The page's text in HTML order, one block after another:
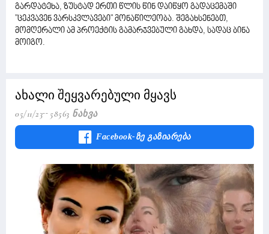
გარდატეხა, ზუსტად ერთი წლის წინ დაიწყო გადაცემაში
"ცეკვავენ ვარსკვლავები" მონაწილეობა. შეგახსენებთ,
მომღერალი ამ პროექტის გამარჯვებული გახდა, სადაც ბინა
მოიგო.
ახალი შეყვარებული მყავს
05/11/23 58563 Ნახვა
Facebook-Ზე Გაზიარება